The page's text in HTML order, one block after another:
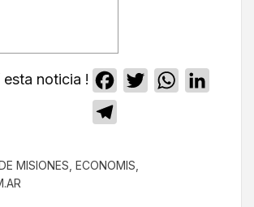
noticia ! Facebook
TwitterWhatsApp
MISIONES ECONOMIS